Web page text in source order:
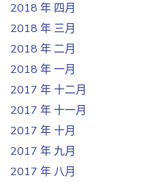
2018 年 四月
2018 年 三月
2018 年 二月
2018 年 一月
2017 年 十二月
2017 年 十一月
2017 年 十月
2017 年 九月
2017 年 八月